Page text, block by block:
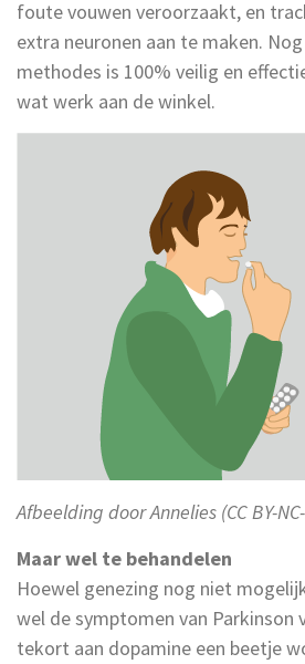
foute vouwen veroorzaakt, en
extra neuronen aan te maken.
methodes is 100% veilig en
wat werk aan de winkel.
Afbeelding door Annelies (CC BY-
Maar wel te behandelen
Hoewel genezing nog niet
wel de symptomen van Parkinson
tekort aan dopamine een beetje